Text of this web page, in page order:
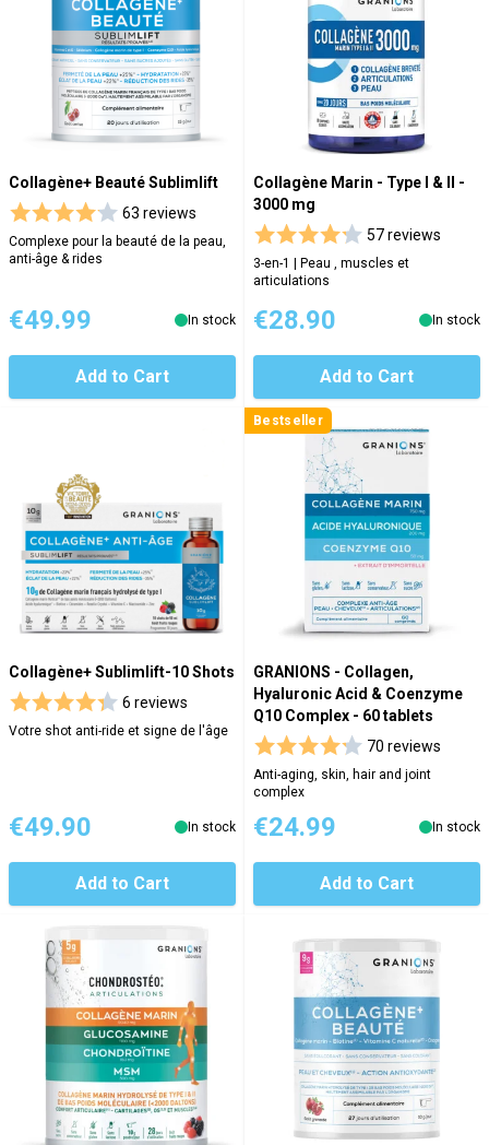
Collagène+ Beauté Sublimlift
63 reviews
Complexe pour la beauté de la peau,
anti-âge & rides
€49.99 In stock
Add to Cart
Collagène Marin - Type I & II -
3000 mg
57 reviews
3-en-1 | Peau , muscles et
articulations
€28.90 In stock
Add to Cart
Collagène+ Sublimlift-10 Shots
6 reviews
Votre shot anti-ride et signe de l'âge
€49.90 In stock
Add to Cart
Bestseller
GRANIONS - Collagen,
Hyaluronic Acid & Coenzyme
Q10 Complex - 60 tablets
70 reviews
Anti-aging, skin, hair and joint
complex
€24.99 In stock
Add to Cart